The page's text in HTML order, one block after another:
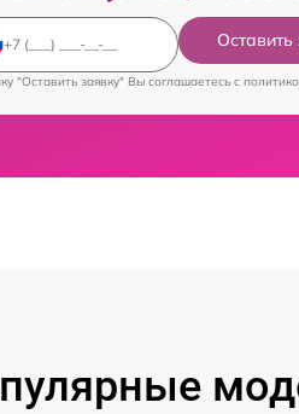
Оставить
"Оставить заявку" Вы соглашаетесь c